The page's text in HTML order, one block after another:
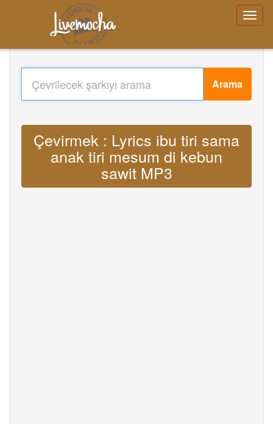
Arama
Çevirmek : Lyrics ibu tiri sama
anak tiri mesum di kebun
sawit MP3